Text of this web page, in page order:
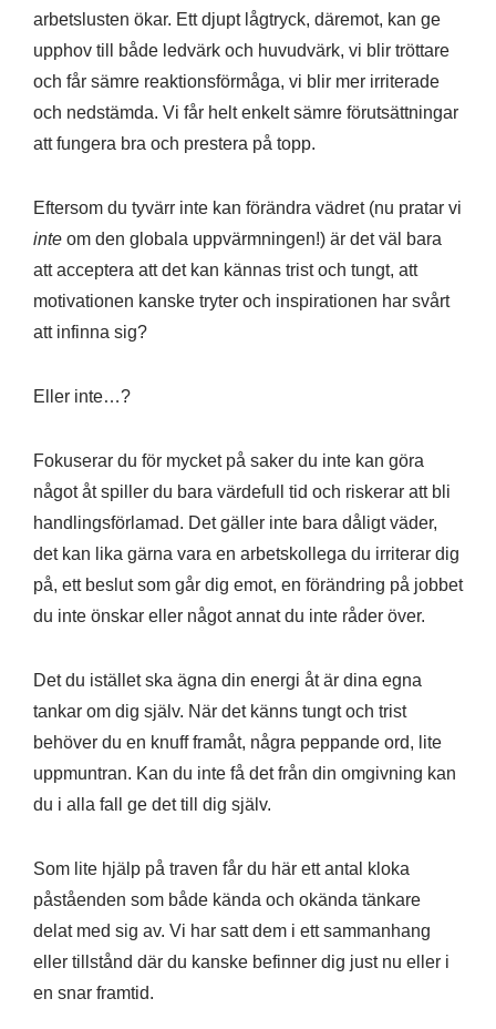
arbetslusten ökar. Ett djupt lågtryck, däremot, kan ge
upphov till både ledvärk och huvudvärk, vi blir tröttare
och får sämre reaktionsförmåga, vi blir mer irriterade
och nedstämda. Vi får helt enkelt sämre förutsättningar
att fungera bra och prestera på topp.
Eftersom du tyvärr inte kan förändra vädret (nu pratar vi
inte om den globala uppvärmningen!) är det väl bara
att acceptera att det kan kännas trist och tungt, att
motivationen kanske tryter och inspirationen har svårt
att infinna sig?
Eller inte…?
Fokuserar du för mycket på saker du inte kan göra
något åt spiller du bara värdefull tid och riskerar att bli
handlingsförlamad. Det gäller inte bara dåligt väder,
det kan lika gärna vara en arbetskollega du irriterar dig
på, ett beslut som går dig emot, en förändring på jobbet
du inte önskar eller något annat du inte råder över.
Det du istället ska ägna din energi åt är dina egna
tankar om dig själv. När det känns tungt och trist
behöver du en knuff framåt, några peppande ord, lite
uppmuntran. Kan du inte få det från din omgivning kan
du i alla fall ge det till dig själv.
Som lite hjälp på traven får du här ett antal kloka
påståenden som både kända och okända tänkare
delat med sig av. Vi har satt dem i ett sammanhang
eller tillstånd där du kanske befinner dig just nu eller i
en snar framtid.